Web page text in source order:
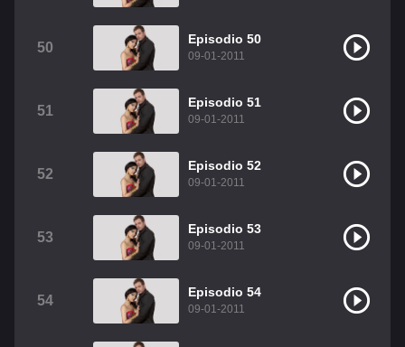
50
Episodio 50
09-01-2011
51
Episodio 51
09-01-2011
52
Episodio 52
09-01-2011
53
Episodio 53
09-01-2011
54
Episodio 54
09-01-2011